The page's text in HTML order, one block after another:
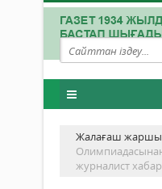
Жалағаш
журналист